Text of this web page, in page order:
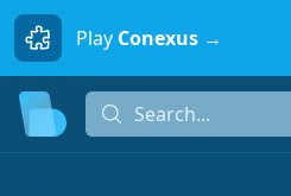
Play Conexus →
Search...